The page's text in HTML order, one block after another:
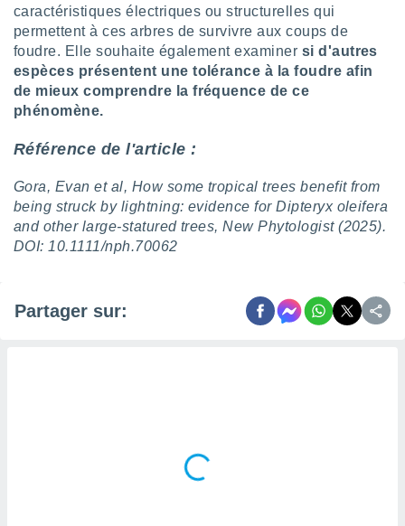
caractéristiques électriques ou structurelles qui
permettent à ces arbres de survivre aux coups de
foudre. Elle souhaite également examiner si d'autres
espèces présentent une tolérance à la foudre afin
de mieux comprendre la fréquence de ce
phénomène.
Référence de l'article :
Gora, Evan et al, How some tropical trees benefit from
being struck by lightning: evidence for Dipteryx oleifera
and other large-statured trees, New Phytologist (2025).
DOI: 10.1111/nph.70062
Partager sur: